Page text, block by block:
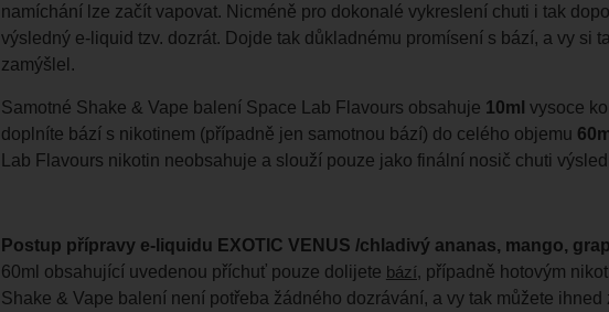
namíchání lze začít vapovat. Nicméně pro dokonalé vykreslení chuti i tak
výsledný e-liquid tzv. dozrát. Dojde tak důkladnému promísení s bází, a vy si
zamýšlel.
Samotné Shake & Vape balení Space Lab Flavours obsahuje 10ml vysoce
doplníte bází s nikotinem (případně jen samotnou bází) do celého objemu
Lab Flavours nikotin neobsahuje a slouží pouze jako finální nosič chuti
Postup přípravy e-liquidu EXOTIC VENUS /chladivý ananas, mango,
60ml obsahující uvedenou příchuť pouze dolijete bází, případně hotovým
Shake & Vape balení není potřeba žádného dozrávání, a vy tak můžete